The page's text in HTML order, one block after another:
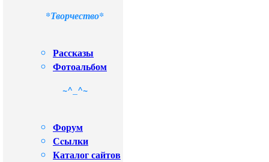
*Творчество*
Рассказы
Фотоальбом
~^_^~
Форум
Сcылки
Каталог сайтов